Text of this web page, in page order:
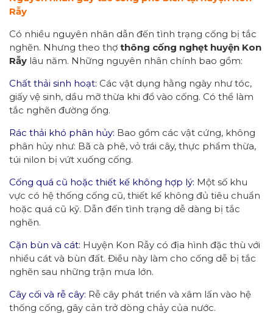
Rẫy
Có nhiều nguyên nhân dẫn đến tình trạng cống bị tắc
nghẽn. Nhưng theo thợ thông cống nghẹt huyện Kon
Rẫy lâu năm. Những nguyên nhân chính bao gồm:
Chất thải sinh hoạt: Các vật dụng hằng ngày như tóc,
giấy vệ sinh, dầu mỡ thừa khi đổ vào cống. Có thể làm
tắc nghẽn đường ống.
Rác thải khó phân hủy: Bao gồm các vật cứng, không
phân hủy như: Bã cà phê, vỏ trái cây, thực phẩm thừa,
túi nilon bị vứt xuống cống.
Cống quá cũ hoặc thiết kế không hợp lý: Một số khu
vực có hệ thống cống cũ, thiết kế không đủ tiêu chuẩn
hoặc quá cũ kỹ. Dẫn đến tình trạng dễ dàng bị tắc
nghẽn.
Cặn bùn và cát: Huyện Kon Rẫy có địa hình đặc thù với
nhiều cát và bùn đất. Điều này làm cho cống dễ bị tắc
nghẽn sau những trận mưa lớn.
Cây cối và rễ cây: Rễ cây phát triển và xâm lấn vào hệ
thống cống, gây cản trở dòng chảy của nước.